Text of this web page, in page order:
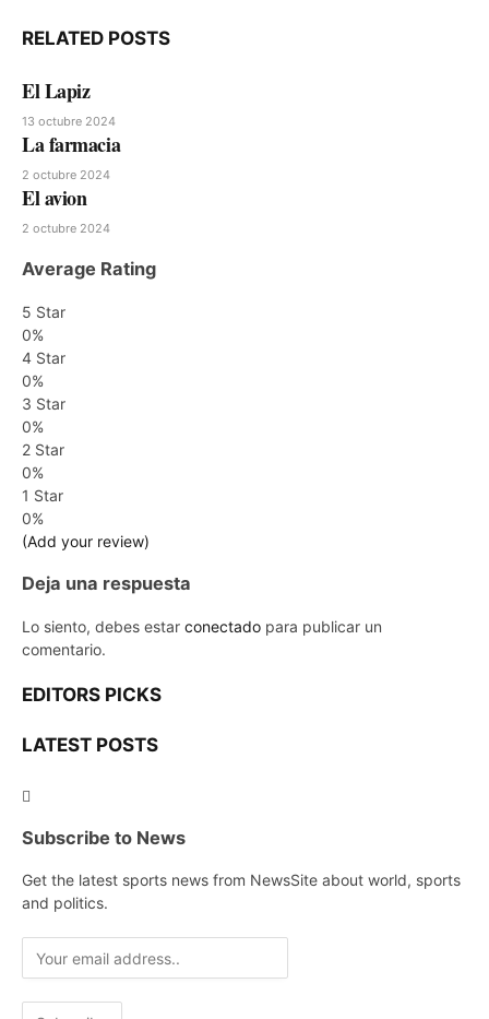
RELATED POSTS
El Lapiz
13 octubre 2024
La farmacia
2 octubre 2024
El avion
2 octubre 2024
Average Rating
5 Star
0%
4 Star
0%
3 Star
0%
2 Star
0%
1 Star
0%
(Add your review)
Deja una respuesta
Lo siento, debes estar conectado para publicar un
comentario.
EDITORS PICKS
LATEST POSTS
Subscribe to News
Get the latest sports news from NewsSite about world, sports
and politics.